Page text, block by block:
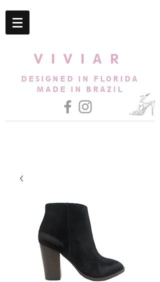
VIVIAR
DESIGNED IN FLORIDA
MADE IN BRAZIL